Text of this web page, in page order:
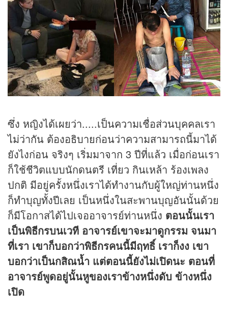
ซึ่ง หญิงได้เผยว่า.....เป็นความเชื่อส่วนบุคคลเรา
ไม่ว่ากัน ต้องอธิบายก่อนว่าความสามารถนี้มาได้
ยังไงก่อน จริงๆ เริ่มมาจาก 3 ปีที่แล้ว เมื่อก่อนเรา
ก็ใช้ชีวิตแบบนักดนตรี เที่ยว กินเหล้า ร้องเพลง
ปกติ มีอยู่ครั้งหนึ่งเราได้ทำงานกับผู้ใหญ่ท่านหนึ่ง
ก็ทำบุญทั้งปีเลย เป็นหนึ่งในสะพานบุญอันนั้นด้วย
ก็มีโอกาสได้ไปเจออาจารย์ท่านหนึ่ง ตอนนั้นเรา
เป็นพิธีกรบนเวที อาจารย์เขาจะมาดูกรรม จนมา
ที่เรา เขาก็บอกว่าพิธีกรคนนี้มีฤทธิ์ เราก็งง เขา
บอกว่าเป็นกสิณน้ำ แต่ตอนนี้ยังไม่เปิดนะ ตอนที่
อาจารย์พูดอยู่นั้นหูของเราข้างหนึ่งดับ ข้างหนึ่ง
เปิด